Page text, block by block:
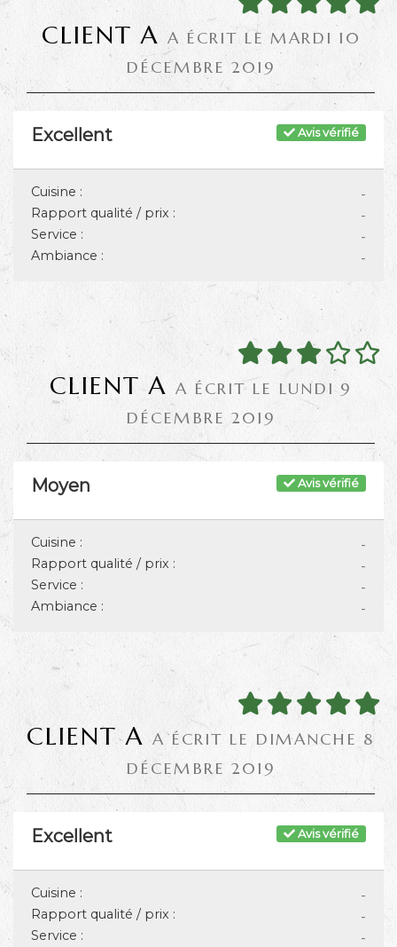
CLIENT A A ÉCRIT LE MARDI 10
DÉCEMBRE 2019
Avis vérifié
Excellent
-
Cuisine :
-
Rapport qualité / prix :
-
Service :
-
Ambiance :
CLIENT A A ÉCRIT LE LUNDI 9
DÉCEMBRE 2019
Avis vérifié
Moyen
-
Cuisine :
-
Rapport qualité / prix :
-
Service :
-
Ambiance :
CLIENT A A ÉCRIT LE DIMANCHE 8
DÉCEMBRE 2019
Avis vérifié
Excellent
-
Cuisine :
-
Rapport qualité / prix :
-
Service :